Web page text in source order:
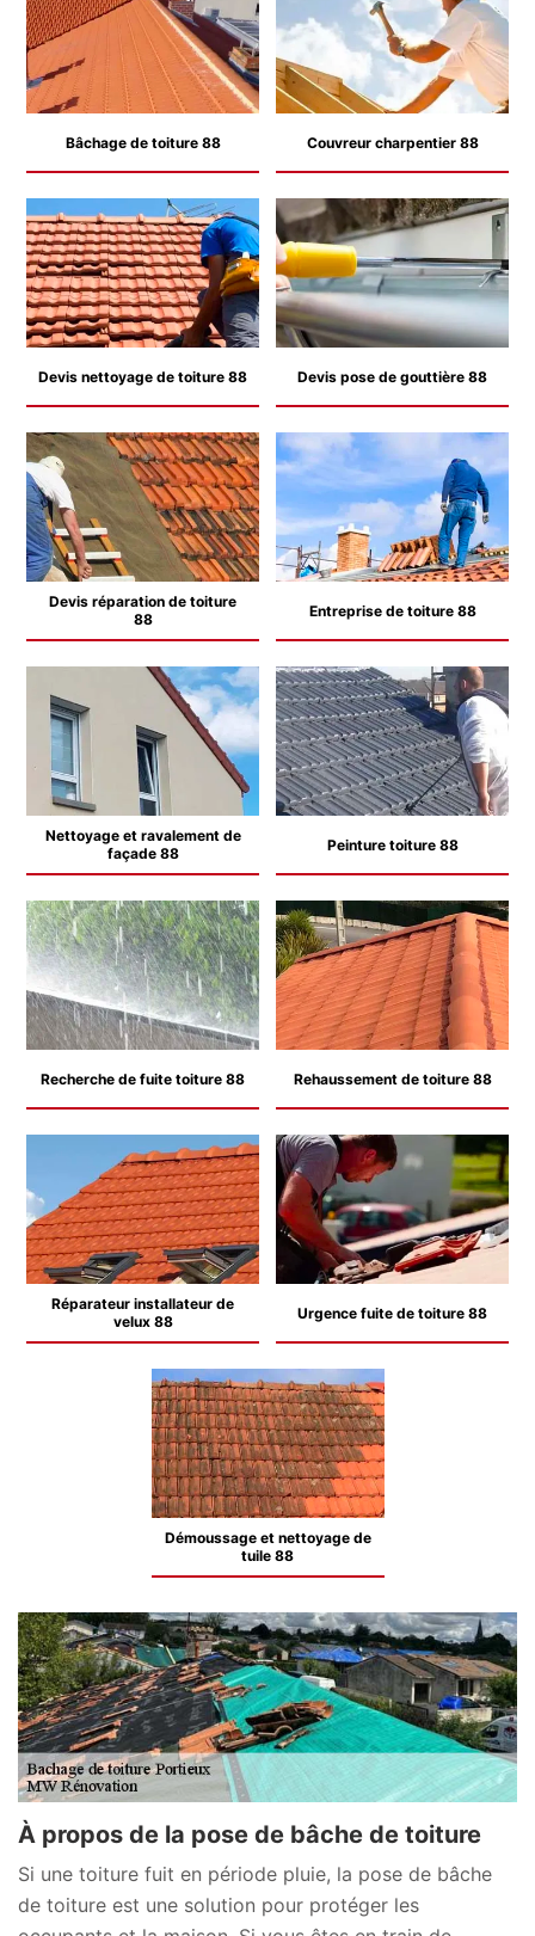
Bâchage de toiture 88 Couvreur charpentier 88
Devis nettoyage de toiture 88 Devis pose de gouttière 88
Devis réparation de toiture
88
Entreprise de toiture 88
Nettoyage et ravalement de
façade 88
Peinture toiture 88
Recherche de fuite toiture 88 Rehaussement de toiture 88
Réparateur installateur de
velux 88
Urgence fuite de toiture 88
Démoussage et nettoyage de
tuile 88
À propos de la pose de bâche de toiture
Si une toiture fuit en période pluie, la pose de bâche
de toiture est une solution pour protéger les